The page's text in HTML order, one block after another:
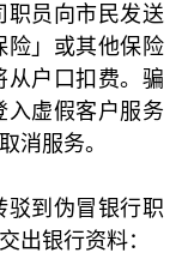
职员向市民发送
险」或其他保险
从户口扣费。骗
入虚假客户服务
消服务。
驳到伪冒银行职
出银行资料：